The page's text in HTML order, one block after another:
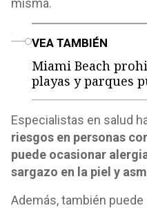
misma.
VEA TAMBIÉN
Miami Beach
playas y parques
Especialistas en salud
riesgos en personas
puede ocasionar
sargazo en la piel y
Además, también